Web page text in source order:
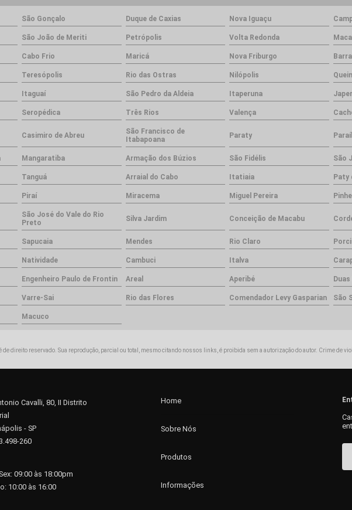
São Gonçalo Duque de Caxias Nova Iguaçu
São João de Meriti Petrópolis Volta Redonda
Cabo Frio Maricá Nova Friburgo
Teresópolis Rio das Ostras Nilópolis
Itaguaí São Pedro da Aldeia Itaperuna
Seropédica Três Rios Valença
Casimiro de Abreu
São Francisco de
Itabapoana
Paraty
Mangaratiba Armação dos Búzios São Fidélis São
Tanguá Arraial do Cabo Itatiaia Paty
Piraí Miracema Miguel Pereira
São José do Vale do Rio
Preto
Silva Jardim Conceição de Macabu
Sapucaia Mendes Rio Claro
Natividade Cambuci Italva
Engenheiro Paulo de Frontin Areal Aperibé
Varre-Sai Rio das Flores Comendador Levy Gasparian São
Macuco
de direito reservado. Sua reprodução, parcial ou total, mesmo citando nossos links, é proibida sem a autorização do autor. Crime de
Cavalli, 80, II Distrito
- SP
260
09:00 às 18:00pm
10:00 às 16:00
Home
Sobre Nós
Produtos
Informações